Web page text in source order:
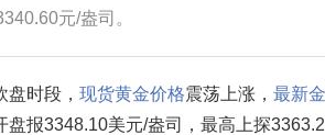
元/盎司。
盘时段， 现货黄金价格震荡上涨， 最新
盘报3348.10美元/盎司，最高上探